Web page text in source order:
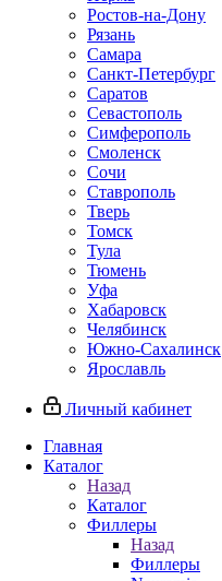
Ростов-на-Дону
Рязань
Самара
Санкт-Петербург
Саратов
Севастополь
Симферополь
Смоленск
Сочи
Ставрополь
Тверь
Томск
Тула
Тюмень
Уфа
Хабаровск
Челябинск
Южно-Сахалинск
Ярославль
Личный кабинет
Главная
Каталог
Назад
Каталог
Филлеры
Назад
Филлеры